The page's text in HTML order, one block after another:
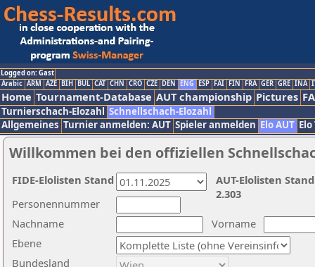
Logged on: Gast
Arabic ARM AZE BIH BUL CAT CHN CRO CZE DEN ENG ESP FAI FIN FRA GER GRE INA
Home Tournament-Database AUT championship Pictures
Turnierschach-Elozahl Schnellschach-Elozahl
Allgemeines Turnier anmelden: AUT Spieler anmelden Elo AUT
Willkommen bei den offiziellen
Nachname
Vorname
Ebene
Personennummer
Bundesland
AUT-Elolisten
2.303
FIDE-Elolisten Stand